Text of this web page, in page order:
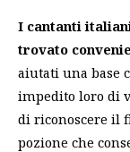
I cantanti
trovato
aiutati una base
impedito loro di
di riconoscere il
pozione che